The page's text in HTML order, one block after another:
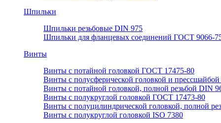
Шпильки
Шпильки резьбовые DIN 975
Шпильки для фланцевых соединений ГОСТ 9066-
Винты
Винты с потайной головкой ГОСТ 17475-80
Винты с полусферической головкой и
Винты с потайной головкой, полной резьбой DIN
Винты с полукруглой головкой ГОСТ 17473-80
Винты с полуцилиндрической головкой, полной
Винты с полукруглой головкой ISO 7380